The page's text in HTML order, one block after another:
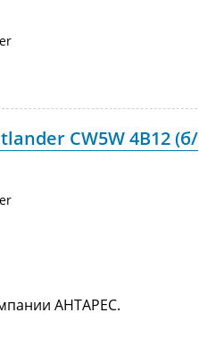
CW5W 4B12 (б/
АНТАРЕС.